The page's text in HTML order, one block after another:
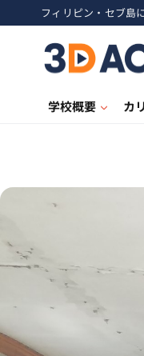
フィリピン・セブ島
学校概要 カ